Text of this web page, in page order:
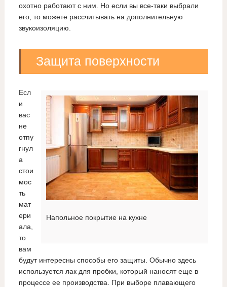
охотно работают с ним. Но если вы все-таки выбрали
его, то можете рассчитывать на дополнительную
звукоизоляцию.
Защита поверхности
Напольное покрытие на кухне
Есл
и
вас
не
отпу
гнул
а
стои
мос
ть
мат
ери
ала,
то
вам
будут интересны способы его защиты. Обычно здесь
используется лак для пробки, который наносят еще в
процессе ее производства. При выборе плавающего